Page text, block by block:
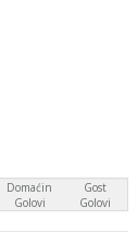
Domaćin
Golovi
Gost
Golovi